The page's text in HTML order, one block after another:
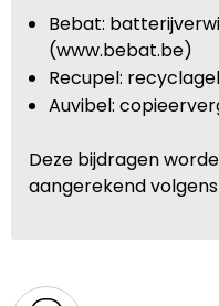
Bebat:
(www.bebat.be)
Recupel:
Auvibel:
Deze bijdragen
aangerekend